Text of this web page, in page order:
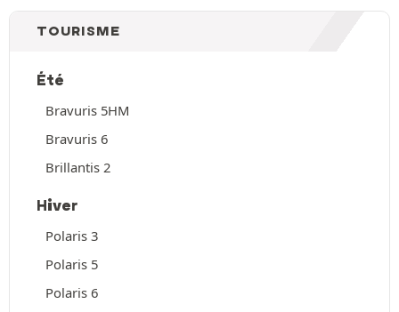
TOURISME
Été
Bravuris 5HM
Bravuris 6
Brillantis 2
Hiver
Polaris 3
Polaris 5
Polaris 6